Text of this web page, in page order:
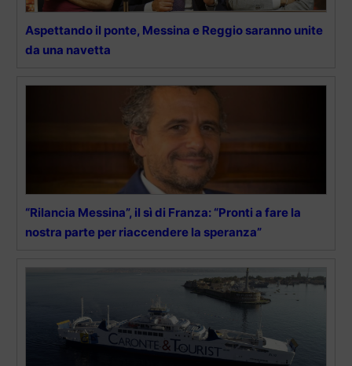
Aspettando il ponte, Messina e Reggio saranno unite
da una navetta
“Rilancia Messina”, il sì di Franza: “Pronti a fare la
nostra parte per riaccendere la speranza”